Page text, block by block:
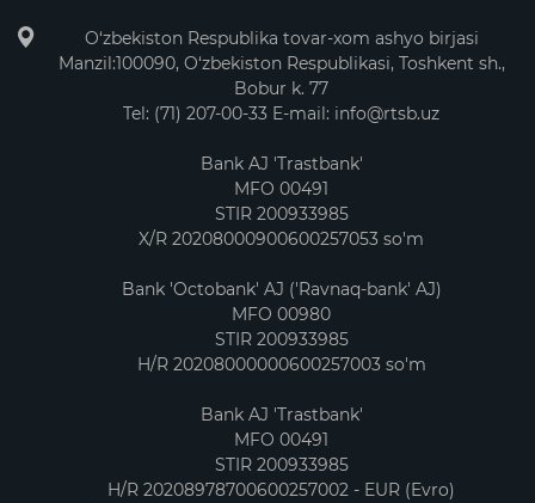
O‘zbekiston Respublika tovar-xom ashyo birjasi
Manzil:100090, O‘zbekiston Respublikasi, Toshkent sh.,
Bobur k. 77
Tel: (71) 207-00-33 E-mail: info@rtsb.uz
Bank AJ 'Trastbank'
MFO 00491
STIR 200933985
X/R 20208000900600257053 so'm
Bank 'Octobank' AJ ('Ravnaq-bank' AJ)
MFO 00980
STIR 200933985
H/R 20208000000600257003 so'm
Bank AJ 'Trastbank'
MFO 00491
STIR 200933985
H/R 20208978700600257002 - EUR (Evro)